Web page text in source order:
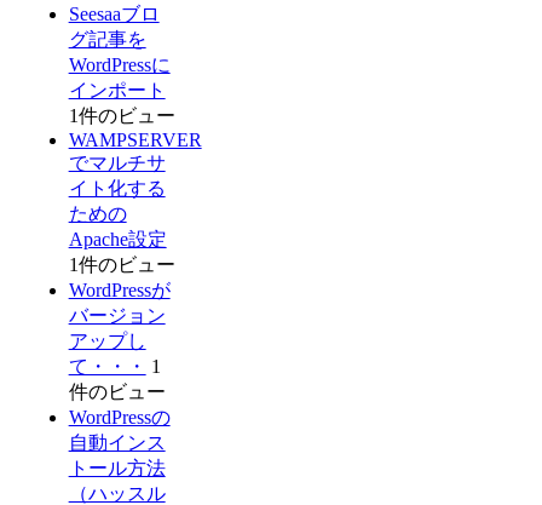
Seesaaブロ
グ記事を
WordPressに
インポート
1件のビュー
WAMPSERVER
でマルチサ
イト化する
ための
Apache設定
1件のビュー
WordPressが
バージョン
アップし
て・・・
1
件のビュー
WordPressの
自動インス
トール方法
（ハッスル